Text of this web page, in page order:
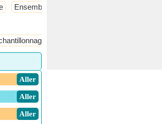
Ensembles, relations et fonctions
​ Aller
​ Aller
​ Aller